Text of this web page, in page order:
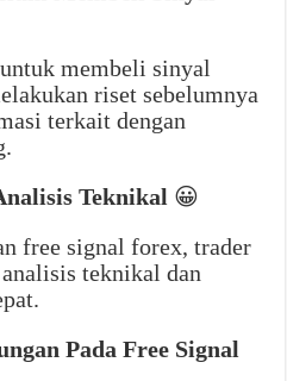
membeli sinyal
riset sebelumnya
terkait dengan
Teknikal 😀
free signal forex, trader
teknikal dan
Pada Free Signal